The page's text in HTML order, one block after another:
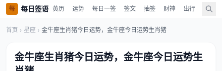
每 每日签语 黄历 运势 每日一签 签文 抽签 财神 出行 值神
首页 › 星座 › 金牛座生肖猪今日运势，金牛座今日运势生肖猪
金牛座生肖猪今日运势，金牛座今日运势生